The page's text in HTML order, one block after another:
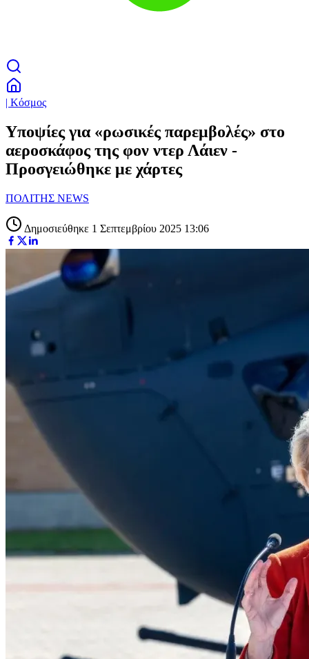
| Κόσμος
Υποψίες για «ρωσικές παρεμβολές» στο
αεροσκάφος της φον ντερ Λάιεν -
Προσγειώθηκε με χάρτες
ΠΟΛΙΤΗΣ NEWS
Δημοσιεύθηκε 1 Σεπτεμβρίου 2025 13:06